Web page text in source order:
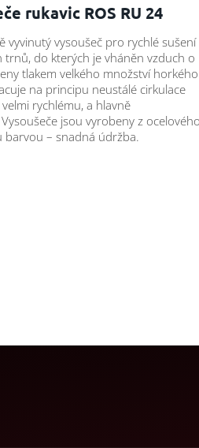
rukavic ROS RU 24
vyvinutý vysoušeč pro rychlé sušení
trnů, do kterých je vháněn vzduch o
tlakem velkého množství horkého
na principu neustálé cirkulace
rychlému, a hlavně
jsou vyrobeny z ocelového
– snadná údržba.